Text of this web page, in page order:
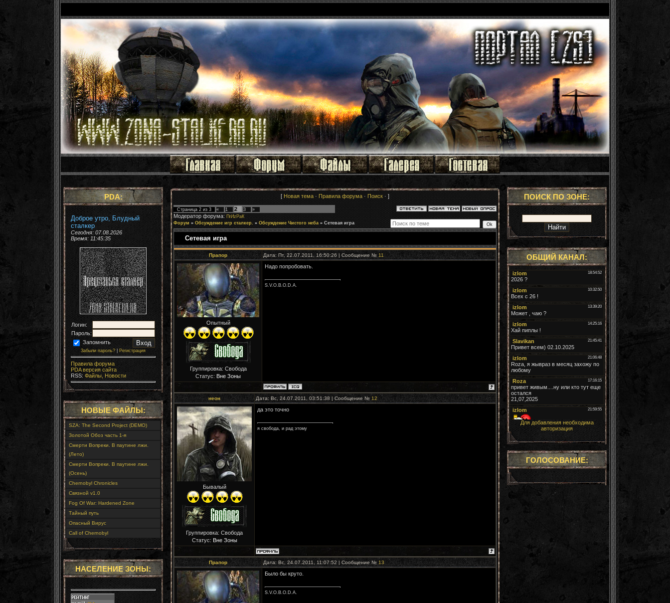
PDA:
Доброе утро, Блудный
сталкер
Сегодня: 07.08.2026
Время: 11:45:37
Логин:
Пароль:
Запомнить
Забыли пароль? Регистрация
Правила форума
PDA версия сайта
RSS: Файлы, Новости
НОВЫЕ ФАЙЛЫ:
SZA: The Second Project (DEMO)
Золотой Обоз часть 1-я
Смерти Вопреки. В паутине лжи.
(Лето)
Смерти Вопреки. В паутине лжи.
(Осень)
Chernobyl Chronicles
Связной v1.0
Fog Of War: Hardened Zone
Тайный путь
Опасный Вирус
Call of Chernobyl
НАСЕЛЕНИЕ ЗОНЫ:
[ Новая тема · Правила форума · Поиск · ]
Страница 2 из 3 « 1 2 3 »
Модератор форума: ПrИzРaК
Форум » Обсуждение игр сталкер. » Обсуждение Чистого неба » Сетевая игра
Сетевая игра
Прапор Дата: Пт, 22.07.2011, 16:50:26 | Сообщение № 11
Опытный
Группировка: Свобода
Статус: Вне Зоны
Надо попробовать.
S.V.O.B.O.D.A.
неон Дата: Вс, 24.07.2011, 03:51:38 | Сообщение № 12
Бывалый
Группировка: Свобода
Статус: Вне Зоны
да это точно
я свобода, и рад этому
Прапор Дата: Вс, 24.07.2011, 11:07:52 | Сообщение № 13
Было бы круто.
S.V.O.B.O.D.A.
ПОИСК ПО ЗОНЕ:
ОБЩИЙ КАНАЛ:
Для добавления необходима
авторизация
ГОЛОСОВАНИЕ: